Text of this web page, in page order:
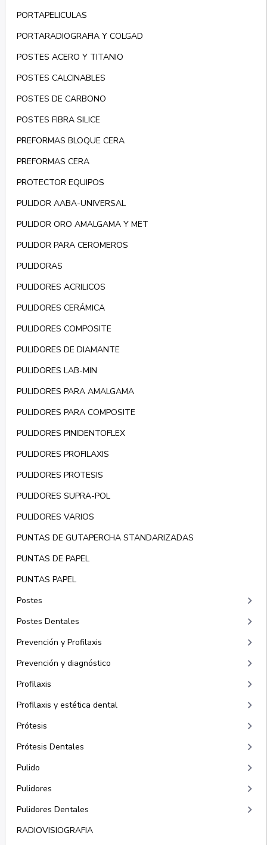
PORTAPELICULAS
PORTARADIOGRAFIA Y COLGAD
POSTES ACERO Y TITANIO
POSTES CALCINABLES
POSTES DE CARBONO
POSTES FIBRA SILICE
PREFORMAS BLOQUE CERA
PREFORMAS CERA
PROTECTOR EQUIPOS
PULIDOR AABA-UNIVERSAL
PULIDOR ORO AMALGAMA Y MET
PULIDOR PARA CEROMEROS
PULIDORAS
PULIDORES ACRILICOS
PULIDORES CERÁMICA
PULIDORES COMPOSITE
PULIDORES DE DIAMANTE
PULIDORES LAB-MIN
PULIDORES PARA AMALGAMA
PULIDORES PARA COMPOSITE
PULIDORES PINIDENTOFLEX
PULIDORES PROFILAXIS
PULIDORES PROTESIS
PULIDORES SUPRA-POL
PULIDORES VARIOS
PUNTAS DE GUTAPERCHA STANDARIZADAS
PUNTAS DE PAPEL
PUNTAS PAPEL
Postes
keyboard_arrow_right
Postes Dentales keyboard_arrow_right
Prevención y Profilaxis keyboard_arrow_right
Prevención y diagnóstico keyboard_arrow_right
Profilaxis keyboard_arrow_right
Profilaxis y estética dental keyboard_arrow_right
Prótesis keyboard_arrow_right
Prótesis Dentales keyboard_arrow_right
Pulido keyboard_arrow_right
Pulidores keyboard_arrow_right
Pulidores Dentales keyboard_arrow_right
RADIOVISIOGRAFIA